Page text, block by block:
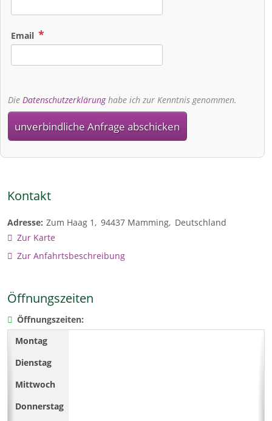
Email
Die Datenschutzerklärunghabe ich zur Kenntnis genommen.
unverbindliche Anfrage abschicken
Kontakt
Adresse: Zum Haag 1 94437 Mamming Deutschland
Zur Karte
Zur Anfahrtsbeschreibung
Öffnungszeiten
Öffnungszeiten: